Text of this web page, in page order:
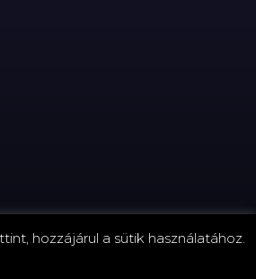
(PDF) Süti-beállítások
hozzájárul a sütik használatához.